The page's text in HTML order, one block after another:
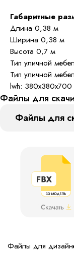
Габаритные
Длина 0,38 м
Ширина 0,38 м
Высота 0,7 м
Тип уличной
Тип уличной
lwh: 380x380x700
Файлы для
Файлы для
Файлы для